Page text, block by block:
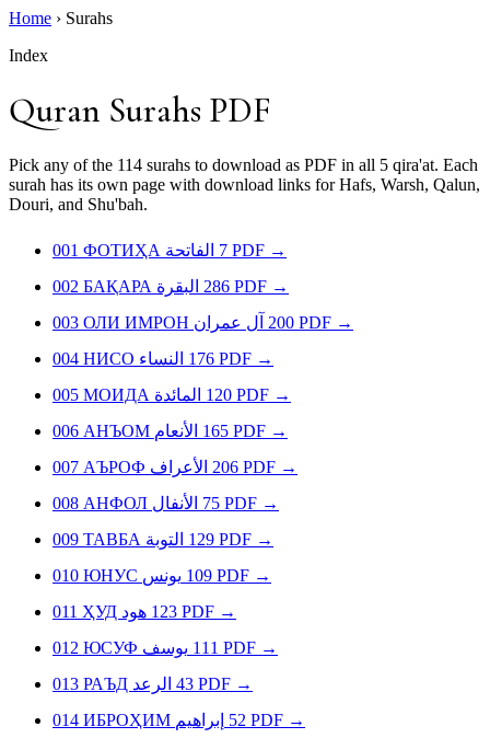
Home › Surahs
Index
Quran Surahs PDF
Pick any of the 114 surahs to download as PDF in all 5 qira'at. Each
surah has its own page with download links for Hafs, Warsh, Qalun,
Douri, and Shu'bah.
001 ФОТИҲА الفاتحة 7 PDF →
002 БАҚАРА البقرة 286 PDF →
003 ОЛИ ИМРОН آل عمران 200 PDF →
004 НИСО النساء 176 PDF →
005 МОИДА المائدة 120 PDF →
006 АНЪОМ الأنعام 165 PDF →
007 АЪРОФ الأعراف 206 PDF →
008 АНФОЛ الأنفال 75 PDF →
009 ТАВБА التوبة 129 PDF →
010 ЮНУС يونس 109 PDF →
011 ҲУД هود 123 PDF →
012 ЮСУФ يوسف 111 PDF →
013 РАЪД الرعد 43 PDF →
014 ИБРОҲИМ إبراهيم 52 PDF →